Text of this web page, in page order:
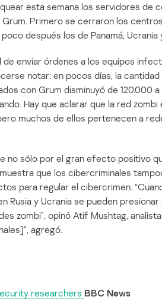
esta semana los servidores de
Primero se cerraron los
después los de Panamá, Ucrania
enviar órdenes a los equipos
notar: en pocos días, la
con Grum disminuyó de 120.000 a
Hay que aclarar que la red
muchos de ellos pertenecen a
no sólo por el gran efecto positivo
que los cibercriminales
para regular el cibercrimen.
Rusia y Ucrania se pueden
zombi”, opinó Atif Mushtag, analista
agregó.
researchers BBC News